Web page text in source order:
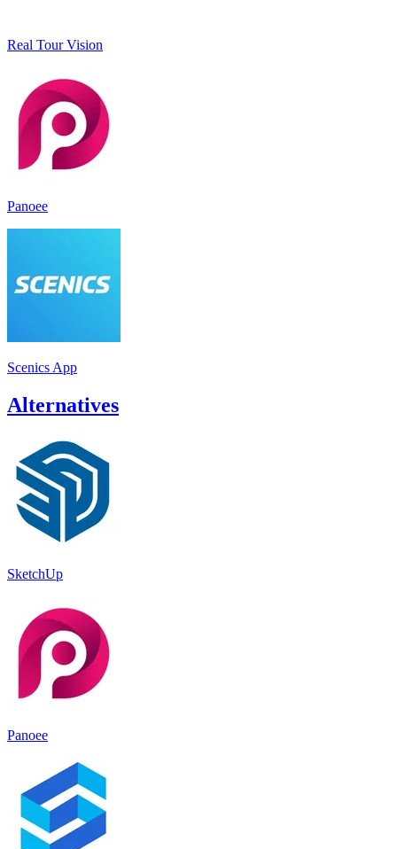
Real Tour Vision
Panoee
Scenics App
Alternatives
SketchUp
Panoee